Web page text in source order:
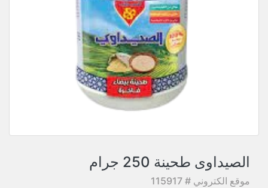
الصيداوى طحينة 250 جرام
موقع الكتروني # 115917